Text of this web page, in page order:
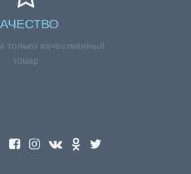
только качественный
товар